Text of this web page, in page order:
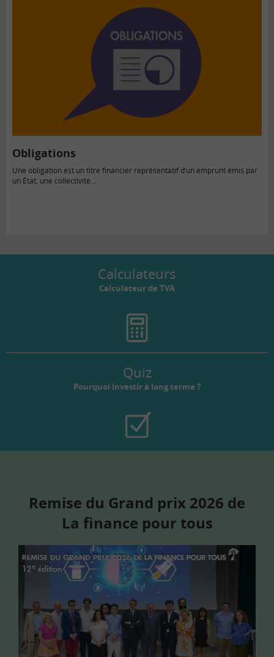
Obligations
Une obligation est un titre financier représentatif d’un emprunt émis par
un État, une collectivité...
Calculateurs
Calculateur de TVA
Quiz
Pourquoi investir à long terme ?
Remise du Grand prix 2026 de
La finance pour tous